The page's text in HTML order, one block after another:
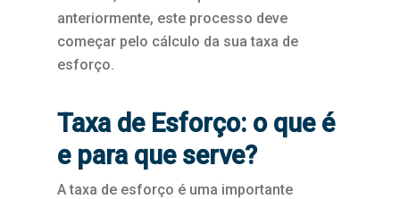
anteriormente, este processo deve
começar pelo cálculo da sua taxa de
esforço.
Taxa de Esforço: o que é
e para que serve?
A taxa de esforço é uma importante